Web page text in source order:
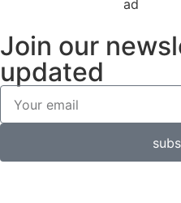
Join our
updated